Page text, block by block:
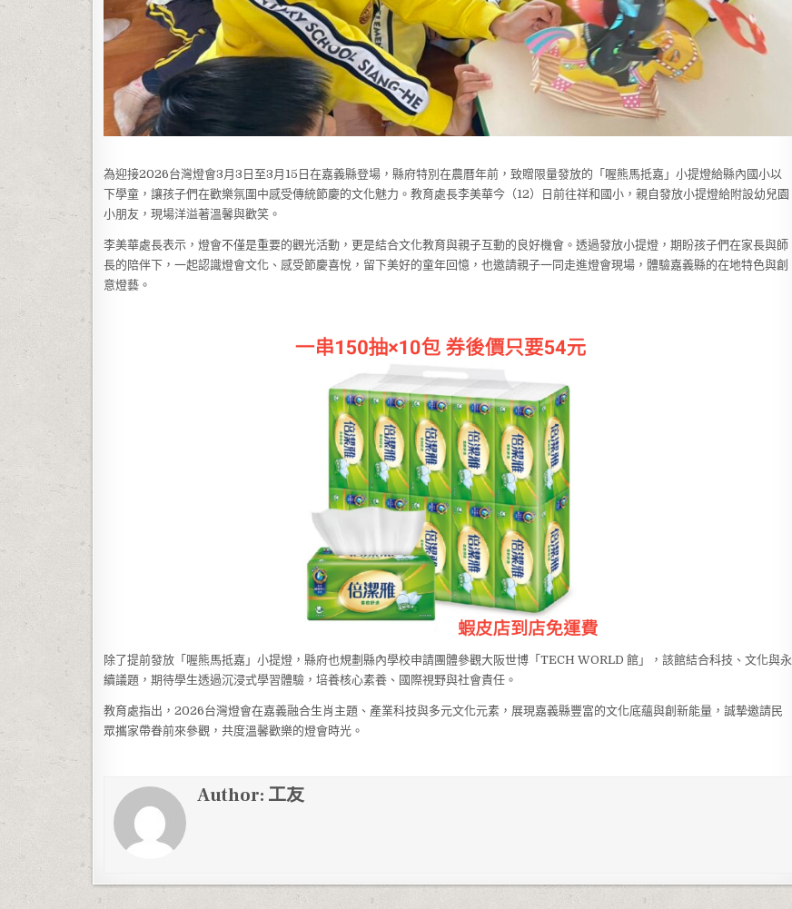
為迎接2026台灣燈會3月3日至3月15日在嘉義縣登場，縣府特別在農曆年前，致贈限量發放的「喔熊馬抵嘉」小提燈給縣內國小以
下學童，讓孩子們在歡樂氛圍中感受傳統節慶的文化魅力。教育處長李美華今（12）日前往祥和國小，親自發放小提燈給附設幼兒園
小朋友，現場洋溢著溫馨與歡笑。
李美華處長表示，燈會不僅是重要的觀光活動，更是結合文化教育與親子互動的良好機會。透過發放小提燈，期盼孩子們在家長與師
長的陪伴下，一起認識燈會文化、感受節慶喜悅，留下美好的童年回憶，也邀請親子一同走進燈會現場，體驗嘉義縣的在地特色與創
意燈藝。
除了提前發放「喔熊馬抵嘉」小提燈，縣府也規劃縣內學校申請團體參觀大阪世博「TECH WORLD 館」，該館結合科技、文化與永
續議題，期待學生透過沉浸式學習體驗，培養核心素養、國際視野與社會責任。
教育處指出，2026台灣燈會在嘉義融合生肖主題、產業科技與多元文化元素，展現嘉義縣豐富的文化底蘊與創新能量，誠摯邀請民
眾攜家帶眷前來參觀，共度溫馨歡樂的燈會時光。
Author: 工友